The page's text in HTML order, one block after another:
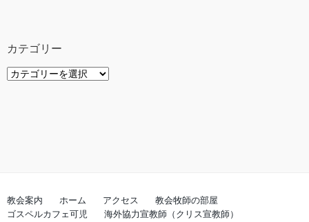
カテゴリー
カ
教会案内 ホーム アクセス
教会牧師の部屋
ゴスペルカフェ可児
海外協力宣教師（クリス宣教師）